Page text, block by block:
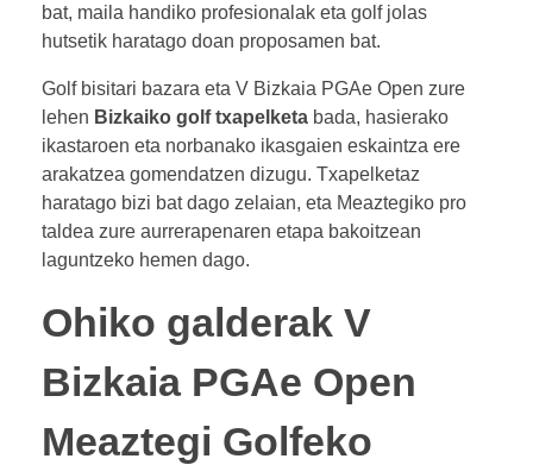
bat, maila handiko profesionalak eta golf jolas
hutsetik haratago doan proposamen bat.
Golf bisitari bazara eta V Bizkaia PGAe Open zure
lehen Bizkaiko golf txapelketa bada, hasierako
ikastaroen eta norbanako ikasgaien eskaintza ere
arakatzea gomendatzen dizugu. Txapelketaz
haratago bizi bat dago zelaian, eta Meaztegiko pro
taldea zure aurrerapenaren etapa bakoitzean
laguntzeko hemen dago.
Ohiko galderak V
Bizkaia PGAe Open
Meaztegi Golfeko